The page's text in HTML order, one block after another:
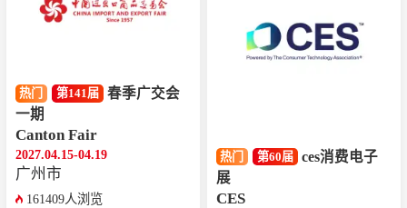
热门 第141届
春季广交会
一期
Canton Fair
2027.04.15-04.19
广州市
161409人浏览
热门 第60届
ces消费电子
展
CES